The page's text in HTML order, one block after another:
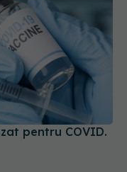
pentru COVID.